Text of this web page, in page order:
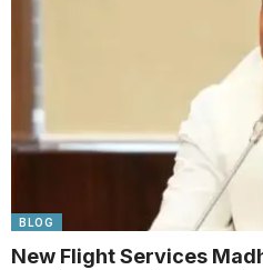
BLOG
New Flight Services